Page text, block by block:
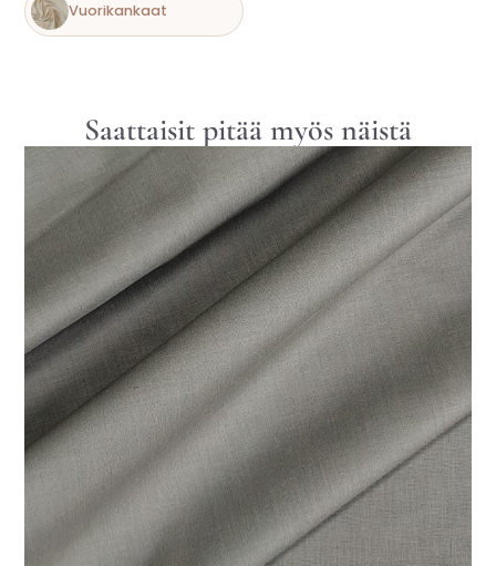
Vuorikankaat
Saattaisit pitää myös näistä